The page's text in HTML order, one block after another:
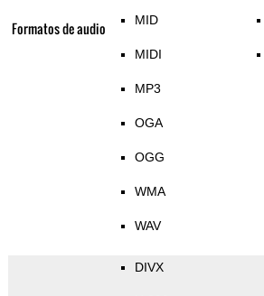
Formatos de audio MID
MIDI
MP3
OGA
OGG
WMA
WAV
DIVX